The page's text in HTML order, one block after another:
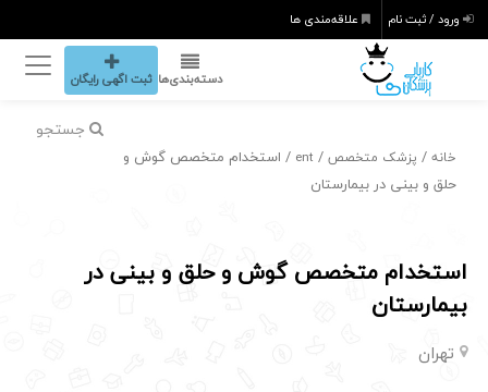
ورود / ثبت نام علاقه‌مندی ها
دسته‌بندی‌ها ثبت اگهی رایگان
جستجو
خانه / پزشک متخصص /
ent / استخدام متخصص گوش و
حلق و بینی در بیمارستان
استخدام متخصص گوش و حلق و بینی در
بیمارستان
تهران